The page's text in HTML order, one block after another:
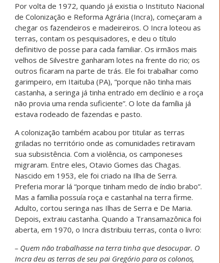
Por volta de 1972, quando já existia o Instituto Nacional
de Colonização e Reforma Agrária (Incra), começaram a
chegar os fazendeiros e madeireiros. O Incra loteou as
terras, contam os pesquisadores, e deu o título
definitivo de posse para cada familiar. Os irmãos mais
velhos de Silvestre ganharam lotes na frente do rio; os
outros ficaram na parte de trás. Ele foi trabalhar como
garimpeiro, em Itaituba (PA), “porque não tinha mais
castanha, a seringa já tinha entrado em declínio e a roça
não provia uma renda suficiente”. O lote da família já
estava rodeado de fazendas e pasto.
A colonização também acabou por titular as terras
griladas no território onde as comunidades retiravam
sua subsistência. Com a violência, os camponeses
migraram. Entre eles, Otavio Gomes das Chagas.
Nascido em 1953, ele foi criado na Ilha de Serra.
Preferia morar lá “porque tinham medo de índio brabo”.
Mas a família possuía roça e castanhal na terra firme.
Adulto, cortou seringa nas Ilhas de Serra e De Maria.
Depois, extraiu castanha. Quando a Transamazônica foi
aberta, em 1970, o Incra distribuiu terras, conta o livro:
– Quem não trabalhasse na terra tinha que desocupar. O
Incra deu as terras de seu pai Gregório para os colonos,